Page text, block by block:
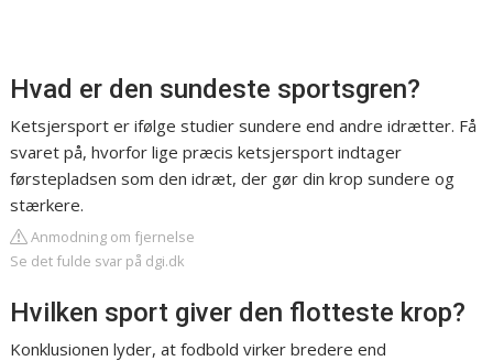
Hvad er den sundeste sportsgren?
Ketsjersport er ifølge studier sundere end andre idrætter. Få
svaret på, hvorfor lige præcis ketsjersport indtager
førstepladsen som den idræt, der gør din krop sundere og
stærkere.
Anmodning om fjernelse
Se det fulde svar på dgi.dk
Hvilken sport giver den flotteste krop?
Konklusionen lyder, at fodbold virker bredere end